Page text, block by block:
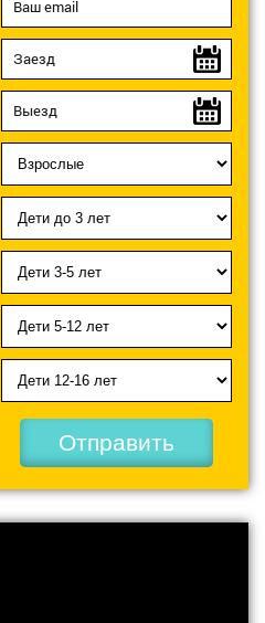
Отправить